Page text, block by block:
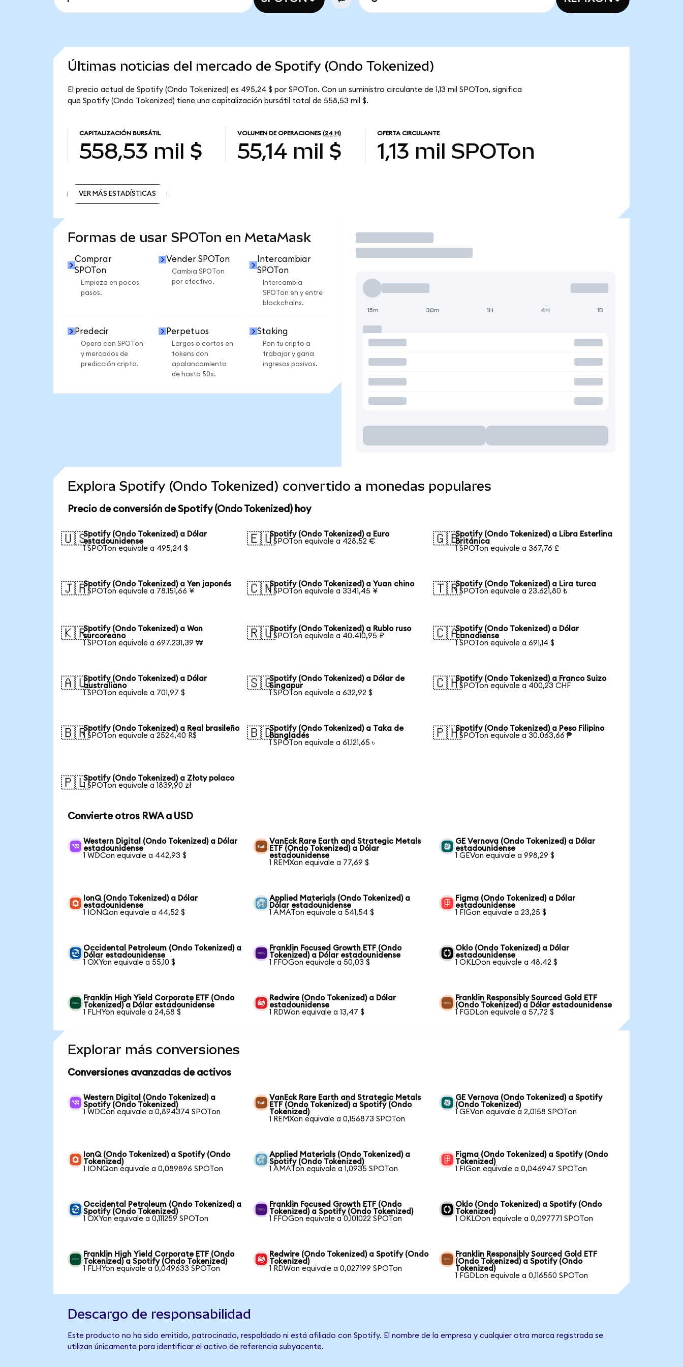
Últimas noticias del mercado de Spotify (Ondo Tokenized)
El precio actual de Spotify (Ondo Tokenized) es 495,24 $ por SPOTon. Con un suministro circulante de 1,13 mil SPOTon, significa
que Spotify (Ondo Tokenized) tiene una capitalización bursátil total de 558,53 mil $.
CAPITALIZACIÓN BURSÁTIL
558,53 mil $
VOLUMEN DE OPERACIONES (24 H)
55,14 mil $
OFERTA CIRCULANTE
1,13 mil SPOTon
VER MÁS ESTADÍSTICAS
Formas de usar SPOTon en MetaMask
Comprar
SPOTon
Empieza en pocos
pasos.
Vender SPOTon
Cambia SPOTon
por efectivo.
Intercambiar
SPOTon
Intercambia
SPOTon en y entre
blockchains.
Predecir
Opera con SPOTon
y mercados de
predicción cripto.
Perpetuos
Largos o cortos en
tokens con
apalancamiento
de hasta 50x.
Staking
Pon tu cripto a
trabajar y gana
ingresos pasivos.
Operar
15m 30m 1H 4H 1D
Explora Spotify (Ondo Tokenized) convertido a monedas populares
Precio de conversión de Spotify (Ondo Tokenized) hoy
🇺🇸Spotify (Ondo Tokenized) a Dólar
estadounidense
1 SPOTon equivale a 495,24 $
🇪🇺Spotify (Ondo Tokenized) a Euro
1 SPOTon equivale a 428,52 €
🇬🇧Spotify (Ondo Tokenized) a Libra Esterlina
Británica
1 SPOTon equivale a 367,76 £
🇯🇵Spotify (Ondo Tokenized) a Yen japonés
1 SPOTon equivale a 78.151,66 ¥
🇨🇳Spotify (Ondo Tokenized) a Yuan chino
1 SPOTon equivale a 3341,45 ¥
🇹🇷Spotify (Ondo Tokenized) a Lira turca
1 SPOTon equivale a 23.621,80 ₺
🇰🇷Spotify (Ondo Tokenized) a Won
surcoreano
1 SPOTon equivale a 697.231,39 ₩
🇷🇺Spotify (Ondo Tokenized) a Rublo ruso
1 SPOTon equivale a 40.410,95 ₽
🇨🇦Spotify (Ondo Tokenized) a Dólar
canadiense
1 SPOTon equivale a 691,14 $
🇦🇺Spotify (Ondo Tokenized) a Dólar
australiano
1 SPOTon equivale a 701,97 $
🇸🇬Spotify (Ondo Tokenized) a Dólar de
Singapur
1 SPOTon equivale a 632,92 $
🇨🇭Spotify (Ondo Tokenized) a Franco Suizo
1 SPOTon equivale a 400,23 CHF
🇧🇷Spotify (Ondo Tokenized) a Real brasileño
1 SPOTon equivale a 2524,40 R$
🇧🇩Spotify (Ondo Tokenized) a Taka de
Bangladés
1 SPOTon equivale a 61.121,65 ৳
🇵🇭Spotify (Ondo Tokenized) a Peso Filipino
1 SPOTon equivale a 30.063,66 ₱
🇵🇱Spotify (Ondo Tokenized) a Złoty polaco
1 SPOTon equivale a 1839,90 zł
Convierte otros RWA a USD
Western Digital (Ondo Tokenized) a Dólar
estadounidense
1 WDCon equivale a 442,93 $
VanEck Rare Earth and Strategic Metals
ETF (Ondo Tokenized) a Dólar
estadounidense
1 REMXon equivale a 77,69 $
GE Vernova (Ondo Tokenized) a Dólar
estadounidense
1 GEVon equivale a 998,29 $
IonQ (Ondo Tokenized) a Dólar
estadounidense
1 IONQon equivale a 44,52 $
Applied Materials (Ondo Tokenized) a
Dólar estadounidense
1 AMATon equivale a 541,54 $
Figma (Ondo Tokenized) a Dólar
estadounidense
1 FIGon equivale a 23,25 $
Occidental Petroleum (Ondo Tokenized) a
Dólar estadounidense
1 OXYon equivale a 55,10 $
Franklin Focused Growth ETF (Ondo
Tokenized) a Dólar estadounidense
1 FFOGon equivale a 50,03 $
Oklo (Ondo Tokenized) a Dólar
estadounidense
1 OKLOon equivale a 48,42 $
Franklin High Yield Corporate ETF (Ondo
Tokenized) a Dólar estadounidense
1 FLHYon equivale a 24,58 $
Redwire (Ondo Tokenized) a Dólar
estadounidense
1 RDWon equivale a 13,47 $
Franklin Responsibly Sourced Gold ETF
(Ondo Tokenized) a Dólar estadounidense
1 FGDLon equivale a 57,72 $
Explorar más conversiones
Conversiones avanzadas de activos
Western Digital (Ondo Tokenized) a
Spotify (Ondo Tokenized)
1 WDCon equivale a 0,894374 SPOTon
VanEck Rare Earth and Strategic Metals
ETF (Ondo Tokenized) a Spotify (Ondo
Tokenized)
1 REMXon equivale a 0,156873 SPOTon
GE Vernova (Ondo Tokenized) a Spotify
(Ondo Tokenized)
1 GEVon equivale a 2,0158 SPOTon
IonQ (Ondo Tokenized) a Spotify (Ondo
Tokenized)
1 IONQon equivale a 0,089896 SPOTon
Applied Materials (Ondo Tokenized) a
Spotify (Ondo Tokenized)
1 AMATon equivale a 1,0935 SPOTon
Figma (Ondo Tokenized) a Spotify (Ondo
Tokenized)
1 FIGon equivale a 0,046947 SPOTon
Occidental Petroleum (Ondo Tokenized) a
Spotify (Ondo Tokenized)
1 OXYon equivale a 0,111259 SPOTon
Franklin Focused Growth ETF (Ondo
Tokenized) a Spotify (Ondo Tokenized)
1 FFOGon equivale a 0,101022 SPOTon
Oklo (Ondo Tokenized) a Spotify (Ondo
Tokenized)
1 OKLOon equivale a 0,097771 SPOTon
Franklin High Yield Corporate ETF (Ondo
Tokenized) a Spotify (Ondo Tokenized)
1 FLHYon equivale a 0,049633 SPOTon
Redwire (Ondo Tokenized) a Spotify (Ondo
Tokenized)
1 RDWon equivale a 0,027199 SPOTon
Franklin Responsibly Sourced Gold ETF
(Ondo Tokenized) a Spotify (Ondo
Tokenized)
1 FGDLon equivale a 0,116550 SPOTon
Descargo de responsabilidad
Este producto no ha sido emitido, patrocinado, respaldado ni está afiliado con Spotify. El nombre de la empresa y cualquier otra marca registrada se
utilizan únicamente para identificar el activo de referencia subyacente.